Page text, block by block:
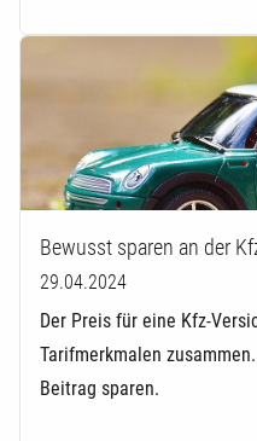
Bewusst sparen an der
29.04.2024
Der Preis für eine Kfz-
Tarifmerkmalen
Beitrag sparen.